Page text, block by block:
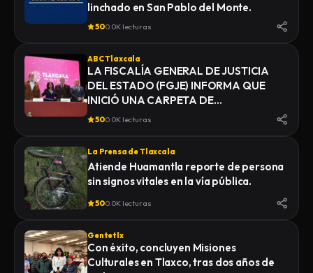
linchado en San Pablo del Monte.
500.0K lecturas
ABC Tlaxcala
LA FISCALÍA GENERAL DE JUSTICIA
DEL ESTADO (FGJE) INFORMA QUE
INICIÓ UNA CARPETA DE
INVESTIGACIÓN POR EL DELITO DE
MIENTRAS ERA TRASLADADO POR
ELEMENTOS DE LA POLICÍA MUNICIPAL
DE SAN PABLO DEL MONTE AL
INSTITUTO DE CIENCIAS FORENSES
CERTIFICADO MÉDICO
CORRESPONDIENTE
500.0K lecturas
La Prensa de Tlaxcala
Atiende Huamantla reporte de persona
sin signos vitales en la vía pública.
500.0K lecturas
Gentetlx
Con éxito, concluyen Misiones
Culturales en Tlaxco, tras dos años de